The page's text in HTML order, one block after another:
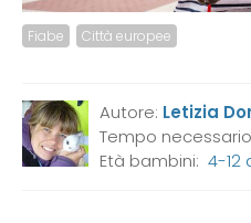
Fiabe Città europee
Autore: Letizia
Tempo
Età bambini: 4-12